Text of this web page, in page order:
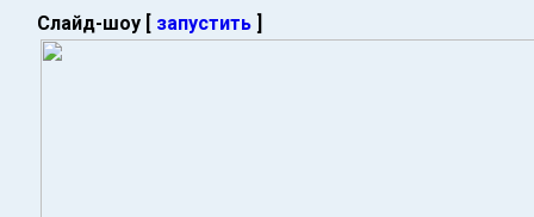
Слайд-шоу [ запустить ]